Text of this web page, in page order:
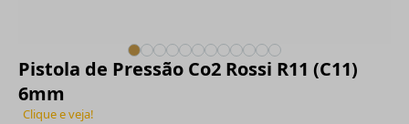
Pistola de Pressão Co2 Rossi R11 (C11)
6mm
Clique e veja!